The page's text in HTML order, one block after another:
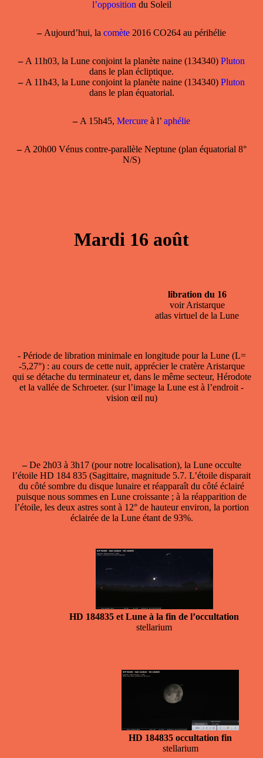
l’opposition du Soleil
–Aujourd’hui, la comète 2016 CO264 au périhélie
–A 11h03, la Lune conjoint la planète naine (134340) Pluton
dans le plan écliptique.
–A 11h43, la Lune conjoint la planète naine (134340) Pluton
dans le plan équatorial.
–A 15h45, Mercure à l’ aphélie
–A 20h00 Vénus contre-parallèle Neptune (plan équatorial 8°
N/S)
Mardi 16 août
libration du 16
voir Aristarque
atlas virtuel de la Lune
- Période de libration minimale en longitudepour la Lune (L=
-5,27°) : au cours de cette nuit, apprécier le cratère Aristarque
qui se détache du terminateur et, dans le même secteur, Hérodote
et la vallée de Schroeter. (sur l’image la Lune est à l’endroit -
vision œil nu)
–De 2h03 à 3h17 (pour notre localisation), la Lune occulte
l’étoile HD 184 835 (Sagittaire, magnitude 5.7. L’étoile disparait
du côté sombre du disque lunaire et réapparaît du côté éclairé
puisque nous sommes en Lune croissante ; à la réapparition de
l’étoile, les deux astres sont à 12° de hauteur environ, la portion
éclairée de la Lune étant de 93%.
HD 184835 et Lune à la fin de l’occultation
stellarium
HD 184835 occultation fin
stellarium